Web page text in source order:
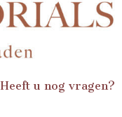
Heeft u nog vragen?